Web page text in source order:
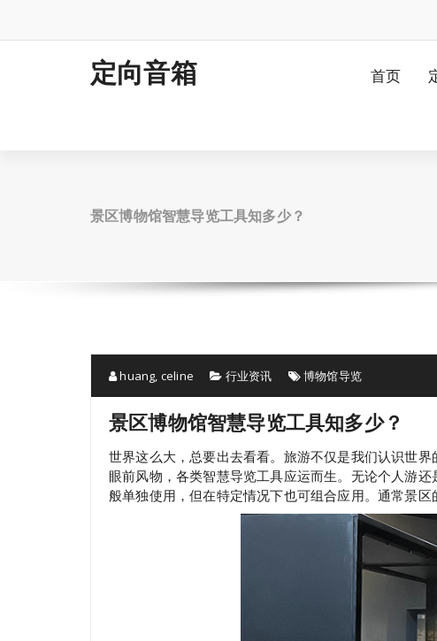
正
定向音箱 首页
景区博物馆智慧导览工具知多少？
huang, celine 行业资讯 博物馆导览
景区博物馆智慧导览工具知多少？
世界这么大，总要出去看看。旅游不仅是我们认识世
眼前风物，各类智慧导览工具应运而生。无论个人游
般单独使用，但在特定情况下也可组合应用。通常景区